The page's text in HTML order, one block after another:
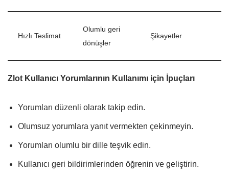
Hızlı Teslimat
Olumlu geri
dönüşler
Şikayetler
Zlot Kullanıcı Yorumlarının Kullanımı için İpuçları
Yorumları düzenli olarak takip edin.
Olumsuz yorumlara yanıt vermekten çekinmeyin.
Yorumları olumlu bir dille teşvik edin.
Kullanıcı geri bildirimlerinden öğrenin ve geliştirin.